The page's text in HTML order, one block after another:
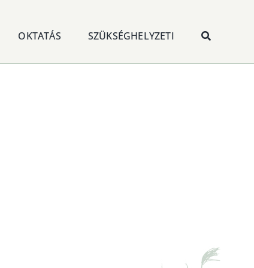
OKTATÁS SZÜKSÉGHELYZETI